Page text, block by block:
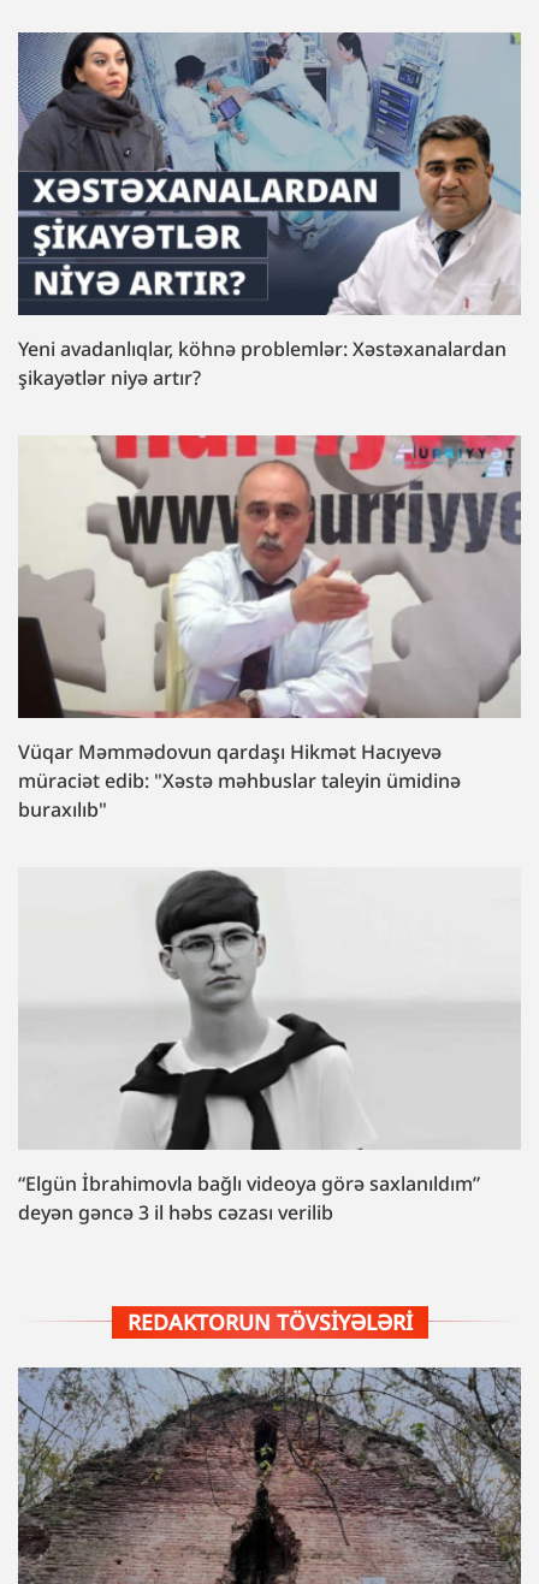
Yeni avadanlıqlar, köhnə problemlər: Xəstəxanalardan
şikayətlər niyə artır?
Vüqar Məmmədovun qardaşı Hikmət Hacıyevə
müraciət edib: "Xəstə məhbuslar taleyin ümidinə
buraxılıb"
“Elgün İbrahimovla bağlı videoya görə saxlanıldım”
deyən gəncə 3 il həbs cəzası verilib
REDAKTORUN TÖVSIYƏLƏRI